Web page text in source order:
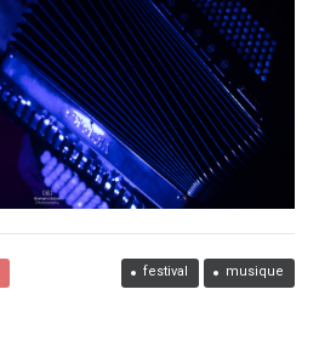
festival musique